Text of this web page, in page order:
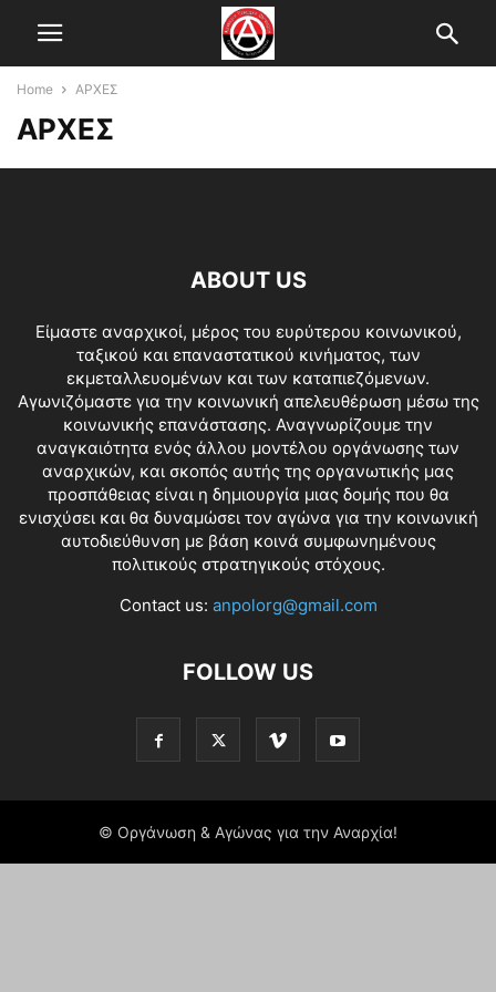
Home ΑΡΧΕΣ
ΑΡΧΕΣ
ABOUT US
Είμαστε αναρχικοί, μέρος του ευρύτερου κοινωνικού,
ταξικού και επαναστατικού κινήματος, των
εκμεταλλευομένων και των καταπιεζόμενων.
Αγωνιζόμαστε για την κοινωνική απελευθέρωση μέσω της
κοινωνικής επανάστασης. Αναγνωρίζουμε την
αναγκαιότητα ενός άλλου μοντέλου οργάνωσης των
αναρχικών, και σκοπός αυτής της οργανωτικής μας
προσπάθειας είναι η δημιουργία μιας δομής που θα
ενισχύσει και θα δυναμώσει τον αγώνα για την κοινωνική
αυτοδιεύθυνση με βάση κοινά συμφωνημένους
πολιτικούς στρατηγικούς στόχους.
Contact us: anpolorg@gmail.com
FOLLOW US
© Οργάνωση & Αγώνας για την Αναρχία!